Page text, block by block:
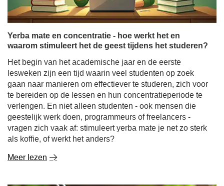
Yerba mate en concentratie - hoe werkt het en
waarom stimuleert het de geest tijdens het studeren?
Het begin van het academische jaar en de eerste
lesweken zijn een tijd waarin veel studenten op zoek
gaan naar manieren om effectiever te studeren, zich voor
te bereiden op de lessen en hun concentratieperiode te
verlengen. En niet alleen studenten - ook mensen die
geestelijk werk doen, programmeurs of freelancers -
vragen zich vaak af: stimuleert yerba mate je net zo sterk
als koffie, of werkt het anders?
Meer lezen